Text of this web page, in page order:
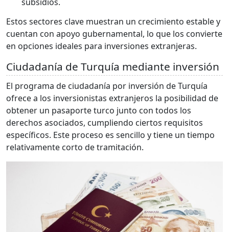
Estos sectores clave muestran un crecimiento estable y
cuentan con apoyo gubernamental, lo que los convierte
en opciones ideales para inversiones extranjeras.
Ciudadanía de Turquía mediante inversión
El programa de ciudadanía por inversión de Turquía
ofrece a los inversionistas extranjeros la posibilidad de
obtener un pasaporte turco junto con todos los
derechos asociados, cumpliendo ciertos requisitos
específicos. Este proceso es sencillo y tiene un tiempo
relativamente corto de tramitación.